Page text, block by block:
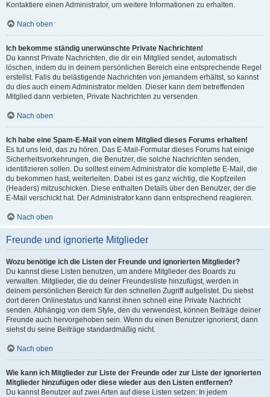
Kontaktiere einen Administrator, um weitere Informationen zu erhalten.
Nach oben
Ich bekomme ständig unerwünschte Private Nachrichten!
Du kannst Private Nachrichten, die dir ein Mitglied sendet, automatisch
löschen, indem du in deinem persönlichen Bereich eine entsprechende Regel
erstellst. Falls du belästigende Nachrichten von jemandem erhältst, so kannst
du dies auch einem Administrator melden. Dieser kann dem betreffenden
Mitglied dann verbieten, Private Nachrichten zu versenden.
Nach oben
Ich habe eine Spam-E-Mail von einem Mitglied dieses Forums erhalten!
Es tut uns leid, das zu hören. Das E-Mail-Formular dieses Forums hat einige
Sicherheitsvorkehrungen, die Benutzer, die solche Nachrichten senden,
identifizieren sollen. Du solltest einem Administrator die komplette E-Mail, die
du bekommen hast, weiterleiten. Dabei ist es ganz wichtig, die Kopfzeilen
(Headers) mitzuschicken. Diese enthalten Details über den Benutzer, der die
E-Mail verschickt hat. Der Administrator kann dann entsprechend reagieren.
Nach oben
Freunde und ignorierte Mitglieder
Wozu benötige ich die Listen der Freunde und ignorierten Mitglieder?
Du kannst diese Listen benutzen, um andere Mitglieder des Boards zu
verwalten. Mitglieder, die du deiner Freundesliste hinzufügst, werden in
deinem persönlichen Bereich für den schnellen Zugriff aufgelistet. Du siehst
dort deren Onlinestatus und kannst ihnen schnell eine Private Nachricht
senden. Abhängig von dem Style, den du verwendest, können Beiträge deiner
Freunde auch hervorgehoben sein. Wenn du einen Benutzer ignorierst, dann
siehst du seine Beiträge standardmäßig nicht.
Nach oben
Wie kann ich Mitglieder zur Liste der Freunde oder zur Liste der ignorierten
Mitglieder hinzufügen oder diese wieder aus den Listen entfernen?
Du kannst Benutzer auf zwei Arten auf diese Listen setzen: In jedem